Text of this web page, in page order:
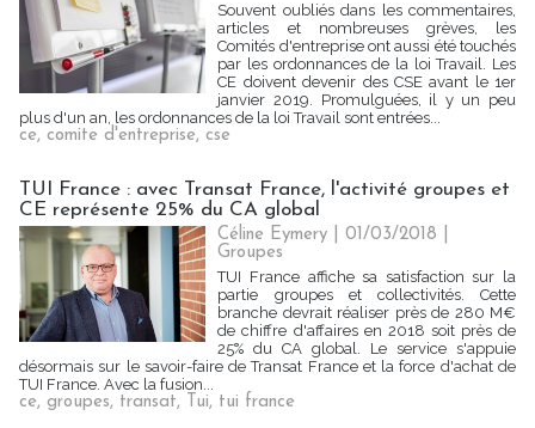
Souvent oubliés dans les commentaires,
articles et nombreuses grèves, les
Comités d'entreprise ont aussi été touchés
par les ordonnances de la loi Travail. Les
CE doivent devenir des CSE avant le 1er
janvier 2019. Promulguées, il y un peu
plus d'un an, les ordonnances de la loi Travail sont entrées...
ce, comite d'entreprise, cse
TUI France : avec Transat France, l'activité groupes et
CE représente 25% du CA global
Céline Eymery | 01/03/2018
Groupes
TUI France affiche sa satisfaction sur la
partie groupes et collectivités. Cette
branche devrait réaliser près de 280 M€
de chiffre d'affaires en 2018 soit près de
25% du CA global. Le service s'appuie
désormais sur le savoir-faire de Transat France et la force d'achat de
TUI France. Avec la fusion...
ce, groupes, transat, Tui, tui france